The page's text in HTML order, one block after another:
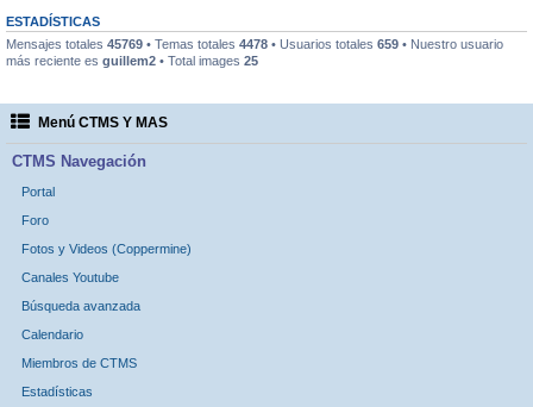
ESTADÍSTICAS
Mensajes totales 45769 • Temas totales 4478 • Usuarios totales 659 • Nuestro usuario
más reciente es guillem2 • Total images 25
Menú CTMS Y MAS
CTMS Navegación
Portal
Foro
Fotos y Videos (Coppermine)
Canales Youtube
Búsqueda avanzada
Calendario
Miembros de CTMS
Estadísticas